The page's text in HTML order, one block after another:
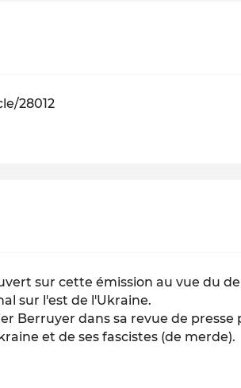
28012
sur cette émission au vue du
sur l'est de l'Ukraine.
Berruyer dans sa revue de presse
et de ses fascistes (de merde).